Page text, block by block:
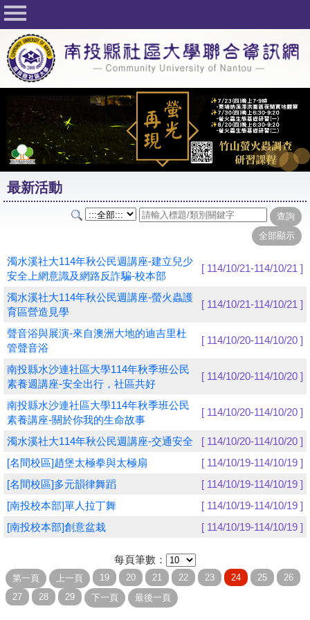
回首頁
關於社大
公佈欄
行事曆
最新活動
活動花絮
課程一覽表
志工與社團
友站連結
網路選課
學員專區
教師專區
評委專區
校務行政
最新活動
濁水溪社大114年秋公民週講座-建立兒少
安全上網意識及網路反詐騙-校本部
[ 114/10/21-114/10/21 ]
濁水溪社大114年秋公民週講座-螢火蟲護
育區營造見學
[ 114/10/21-114/10/21 ]
聲音浴與展演-來自澳洲大地的迪吉里杜
管聲音浴
[ 114/10/20-114/10/20 ]
南投縣水沙連社區大學114年秋季班公民
素養週講座-安全出行，社區共好
[ 114/10/20-114/10/20 ]
南投縣水沙連社區大學114年秋季班公民
素養講座-關於你我的生命故事
[ 114/10/20-114/10/20 ]
濁水溪社大114年秋公民週講座-交通安全
[ 114/10/20-114/10/20 ]
[名間校區]趙堡太極拳與太極扇
[ 114/10/19-114/10/19 ]
[名間校區]多元韻律舞蹈
[ 114/10/19-114/10/19 ]
[南投校本部]單人拉丁舞
[ 114/10/19-114/10/19 ]
[南投校本部]創意盆栽
[ 114/10/19-114/10/19 ]
每頁筆數：